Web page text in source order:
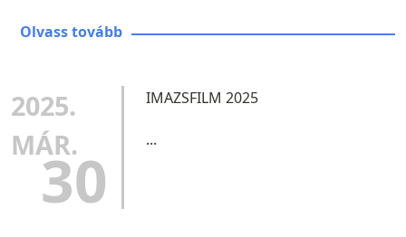
Olvass tovább
2025.
MÁR.
30
IMAZSFILM 2025
...